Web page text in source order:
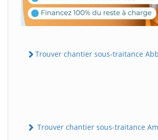
Trouver chantier sous-traitance
Trouver chantier sous-traitance